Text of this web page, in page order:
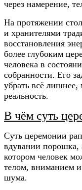
через намерение,
На протяжении
и хранителями
восстановления
более глубоким
человека в
собранности. Его
убрать всё
реальность.
В чём суть
Суть церемонии
вдувании порошка,
котором человек
телом, вниманием
шума.